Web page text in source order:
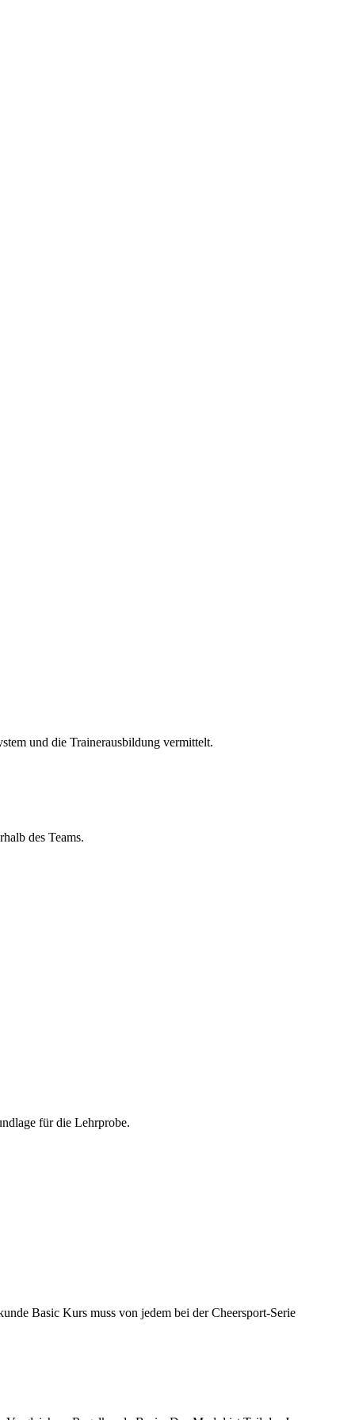
und die Trainerausbildung vermittelt.
des Teams.
für die Lehrprobe.
Basic Kurs muss von jedem bei der Cheersport-Serie